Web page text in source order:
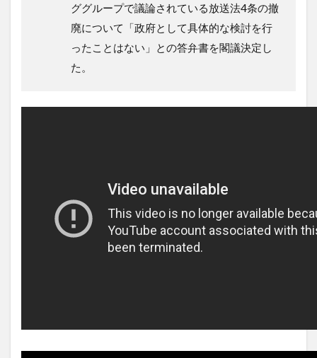
ググループで議論されている放送法4条の撤
廃について「政府として具体的な検討を行
ったことはない」との答弁書を閣議決定し
た。